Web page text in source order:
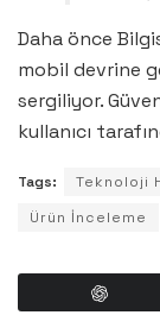
Daha önce
mobil devrine
sergiliyor.
kullanıcı
Tags: Teknoloji
Ürün İnceleme